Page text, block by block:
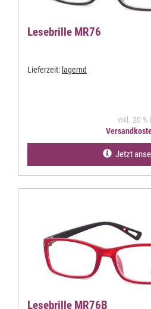
Lesebrille MR76
Lieferzeit: lagernd
inkl. 20 %
Jetzt
Lesebrille MR76B